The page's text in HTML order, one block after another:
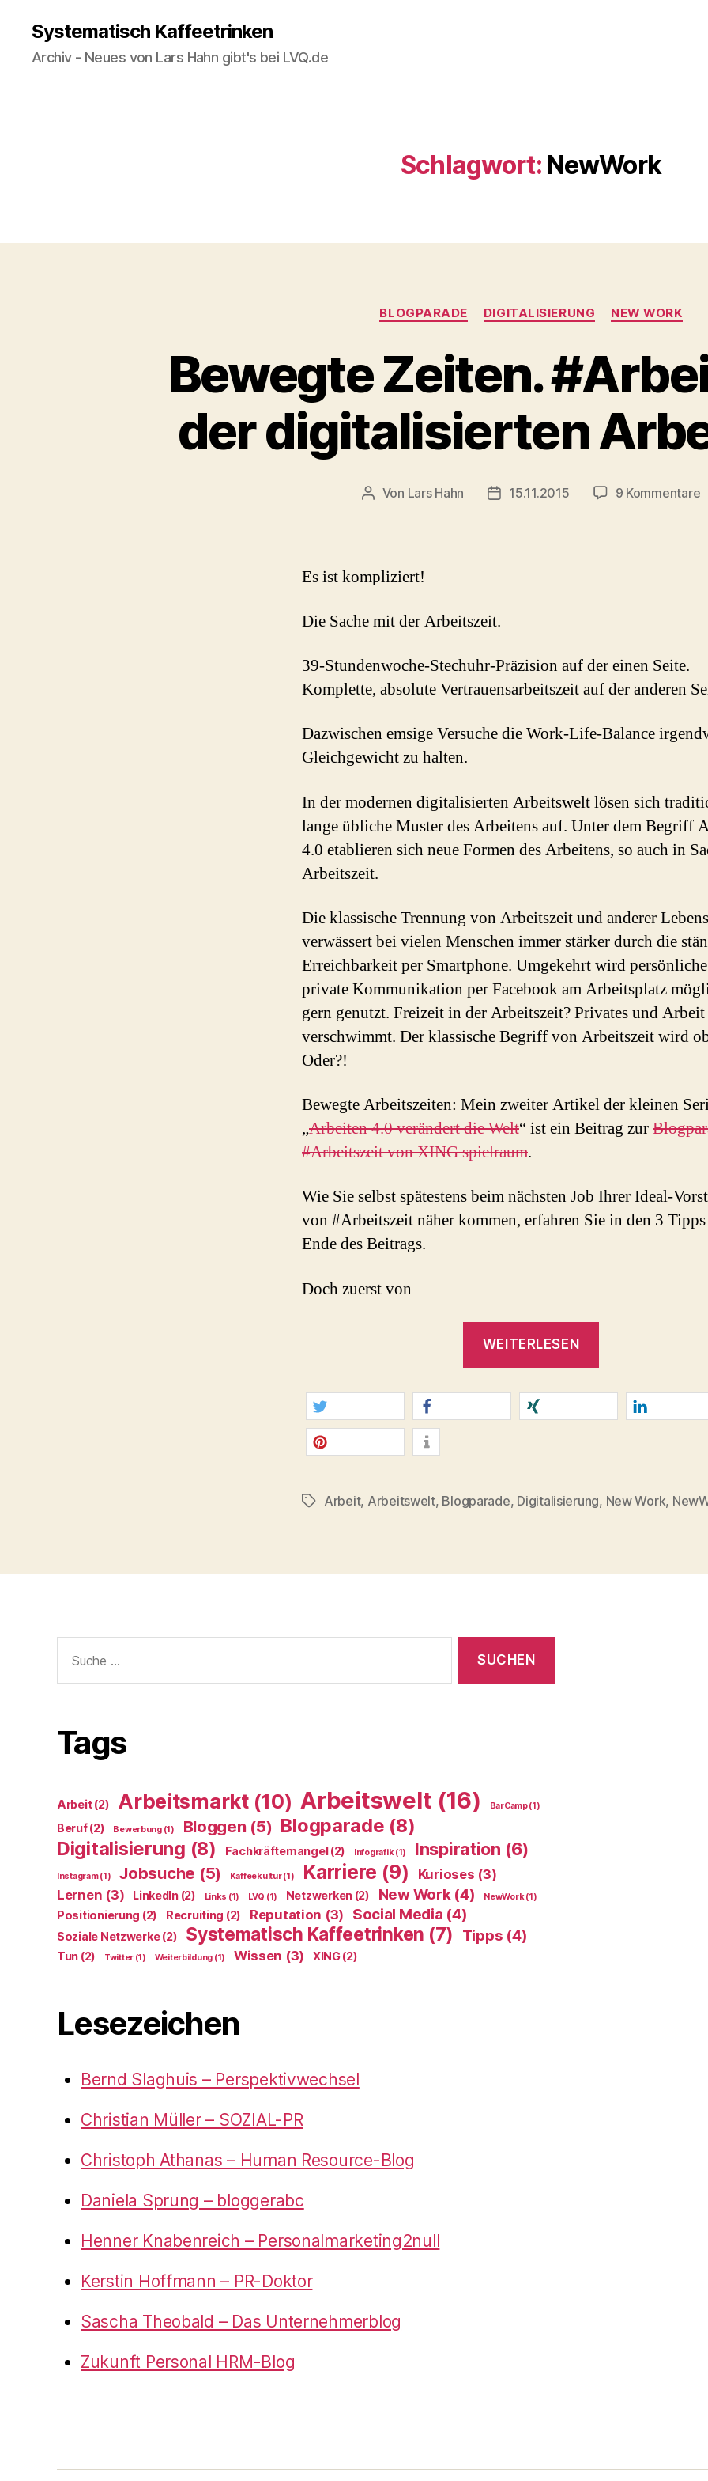
Systematisch Kaffeetrinken
Archiv - Neues von Lars Hahn gibt's bei LVQ.de
Schlagwort: NewWork
Kategorien
BLOGPARADE DIGITALISIERUNG NEW WORK
Bewegte Zeiten.
der digitalisierten
Beitragsautor
Von Lars Hahn Beitragsdatum
15.11.2015 9 Kommentare
Es ist kompliziert!
Die Sache mit der Arbeitszeit.
39-Stundenwoche-Stechuhr-Präzision auf der einen Seite.
Komplette, absolute Vertrauensarbeitszeit auf der anderen
Dazwischen emsige Versuche die Work-Life-Balance
Gleichgewicht zu halten.
In der modernen digitalisierten Arbeitswelt lösen sich
lange übliche Muster des Arbeitens auf. Unter dem Begriff
4.0 etablieren sich neue Formen des Arbeitens, so auch in
Arbeitszeit.
Die klassische Trennung von Arbeitszeit und anderer
verwässert bei vielen Menschen immer stärker durch die
Erreichbarkeit per Smartphone. Umgekehrt wird
private Kommunikation per Facebook am Arbeitsplatz
gern genutzt. Freizeit in der Arbeitszeit? Privates und Arbeit
verschwimmt. Der klassische Begriff von Arbeitszeit wird
Oder?!
Bewegte Arbeitszeiten: Mein zweiter Artikel der kleinen
„Arbeiten 4.0 verändert die Welt“ ist ein Beitrag zur
#Arbeitszeit von XING spielraum.
Wie Sie selbst spätestens beim nächsten Job Ihrer Ideal-
von #Arbeitszeit näher kommen, erfahren Sie in den 3
Ende des Beitrags.
Doch zuerst von
WEITERLESEN
twittern teilen
Schlagwörter
Arbeit, Arbeitswelt, Blogparade, Digitalisierung, New Work,
nach:
Tags
Arbeit(2) Arbeitsmarkt(10) Arbeitswelt (16) BarCamp(1)
Beruf(2) Bewerbung(1) Bloggen(5) Blogparade (8)
Digitalisierung (8) Fachkräftemangel(2) Infografik(1) Inspiration (6)
Instagram(1) Jobsuche (5) Kaffeekultur(1) Karriere (9) Kurioses (3)
Lernen (3) LinkedIn(2) Links (1) LVQ (1) Netzwerken (2) New Work(4) NewWork(1)
Positionierung (2) Recruiting (2) Reputation (3) Social Media (4)
Soziale Netzwerke(2) Systematisch Kaffeetrinken (7) Tipps (4)
Tun (2) Twitter(1) Weiterbildung (1) Wissen (3) XING(2)
Lesezeichen
Bernd Slaghuis – Perspektivwechsel
Christian Müller – SOZIAL-PR
Christoph Athanas – Human Resource-Blog
Daniela Sprung – bloggerabc
Henner Knabenreich – Personalmarketing2null
Kerstin Hoffmann – PR-Doktor
Sascha Theobald – Das Unternehmerblog
Zukunft Personal HRM-Blog